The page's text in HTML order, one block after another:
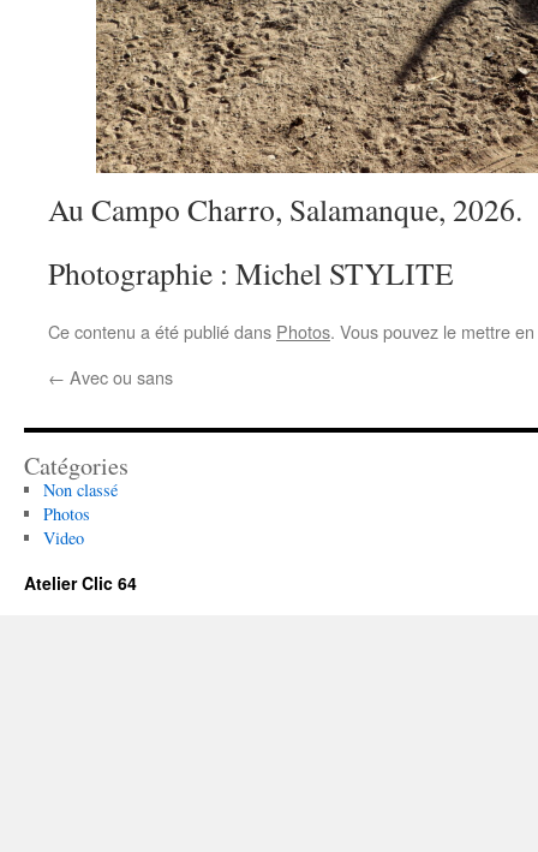
Au Campo Charro, Salamanque, 2026.
Photographie : Michel STYLITE
Ce contenu a été publié dans Photos. Vous pouvez le mettre
← Avec ou sans
Catégories
Non classé
Photos
Video
Atelier Clic 64